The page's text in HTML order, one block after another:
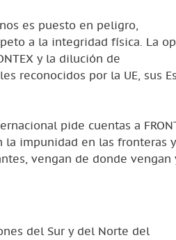
es puesto en peligro,
a la integridad física. La
y la dilución de
reconocidos por la UE, sus
pide cuentas a
la impunidad en las fronteras
vengan de donde vengan
del Sur y del Norte del